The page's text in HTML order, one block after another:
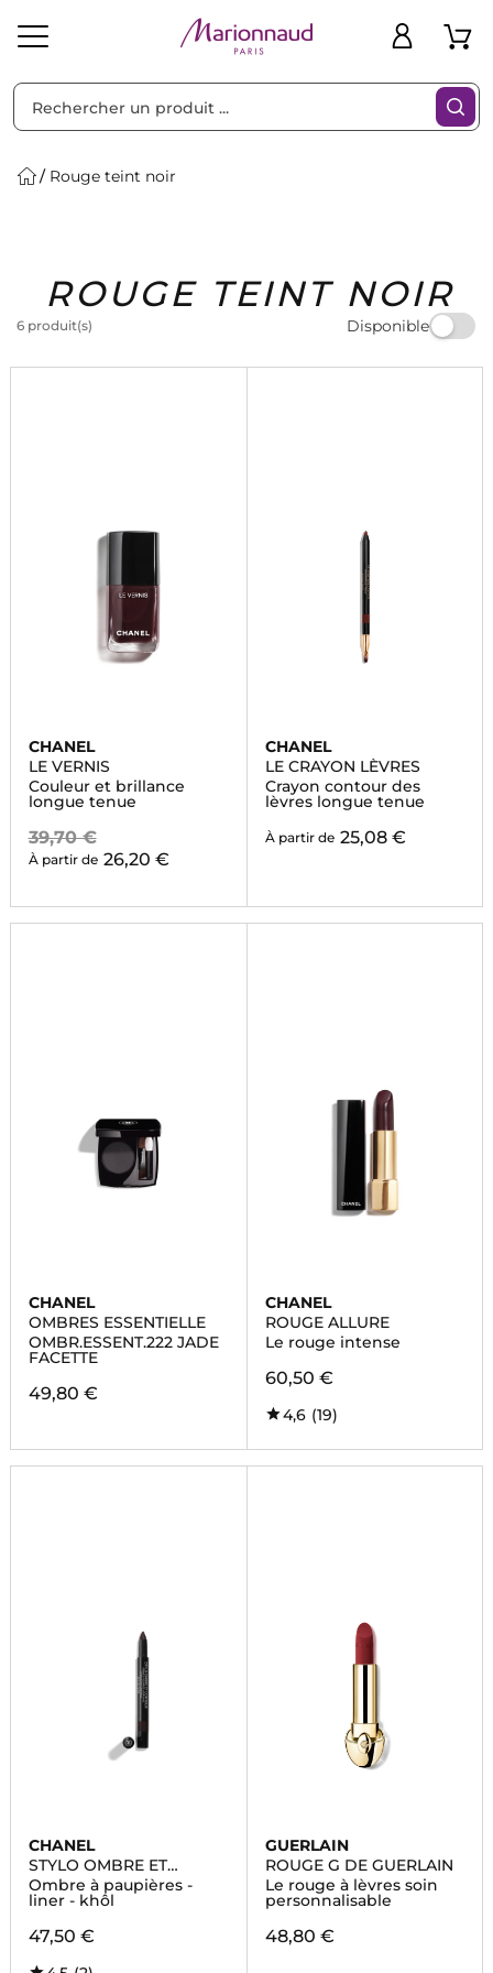
Solaire Homme Marques Idées
Cadeaux
Bons
Plans
Rouge teint noir
ROUGE TEINT NOIR
6 produit(s) Disponible
Filtres
CHANEL
LE VERNIS
Couleur et brillance
longue tenue
39,70 €
À partir de 26,20 €
CHANEL
LE CRAYON LÈVRES
Crayon contour des
lèvres longue tenue
À partir de 25,08 €
CHANEL
OMBRES ESSENTIELLE
OMBR.ESSENT.222 JADE
FACETTE
49,80 €
CHANEL
ROUGE ALLURE
Le rouge intense
60,50 €
4,6 (19)
CHANEL
STYLO OMBRE ET
CONTOUR
Ombre à paupières -
liner - khôl
47,50 €
GUERLAIN
ROUGE G DE GUERLAIN
Le rouge à lèvres soin
personnalisable
48,80 €